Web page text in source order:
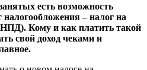
есть возможность
– налог на
Кому и как платить такой
свой доход чеками и